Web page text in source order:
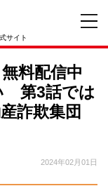
サイト
料配信中
第3話では
詐欺集団
2024年02月01日